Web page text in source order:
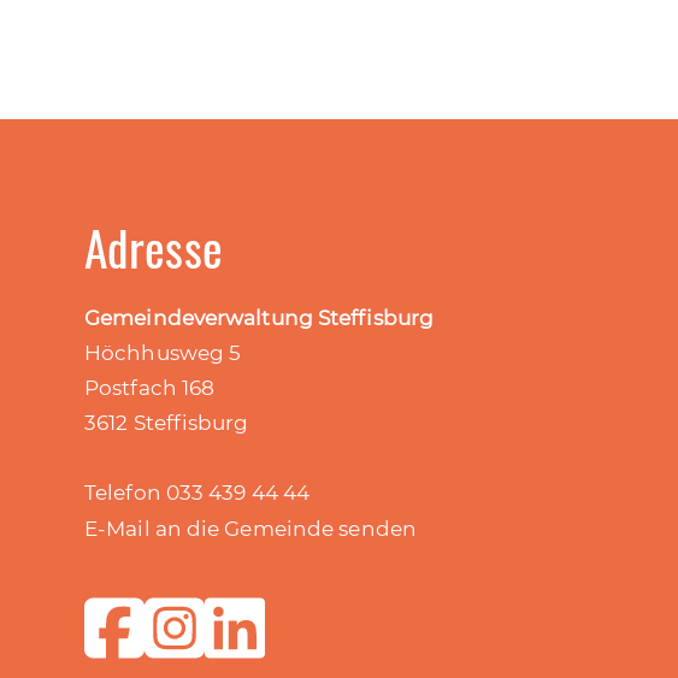
Adresse
Gemeindeverwaltung Steffisburg
Höchhusweg 5
Postfach 168
3612 Steffisburg
Telefon 033 439 44 44
E-Mail an die Gemeinde senden